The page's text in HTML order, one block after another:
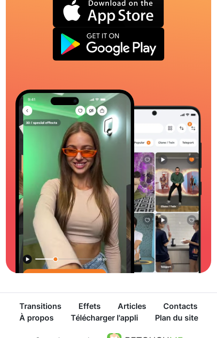
Transitions Effets Articles
Contacts
À propos
Télécharger l'appli Plan du site